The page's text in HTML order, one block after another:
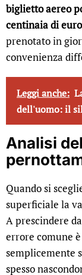
biglietto aereo
centinaia di euro
prenotato in
convenienza
Leggi anche:
dell'uomo: il
Analisi
Quando si
superficiale la
A prescindere
errore comune
semplicemente
spesso